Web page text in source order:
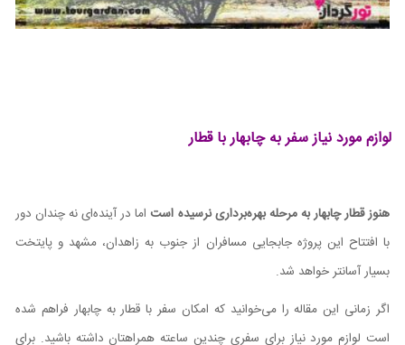
لوازم مورد نیاز سفر به چابهار با قطار
هنوز قطار چابهار به مرحله بهره‌برداری نرسیده استاما در آینده‌ای نه چندان دور
با افتتاح این پروژه جابجایی مسافران از جنوب به زاهدان، مشهد و پایتخت
بسیار آسانتر خواهد شد.
اگر زمانی این مقاله را می‌خوانید که امکان سفر با قطار به چابهار فراهم شده
است لوازم مورد نیاز برای سفری چندین ساعته همراهتان داشته باشید. برای